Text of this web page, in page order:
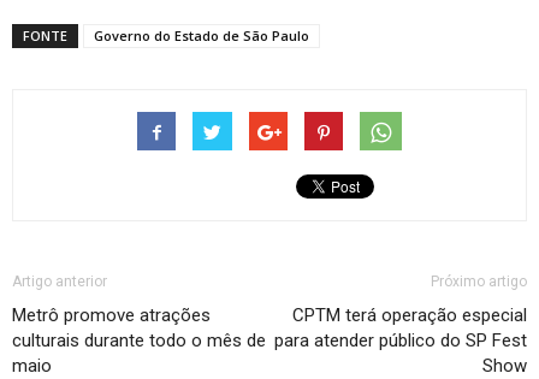
FONTE Governo do Estado de São Paulo
Artigo anterior
Metrô promove atrações
culturais durante todo o mês de
maio
Próximo artigo
CPTM terá operação especial
para atender público do SP Fest
Show